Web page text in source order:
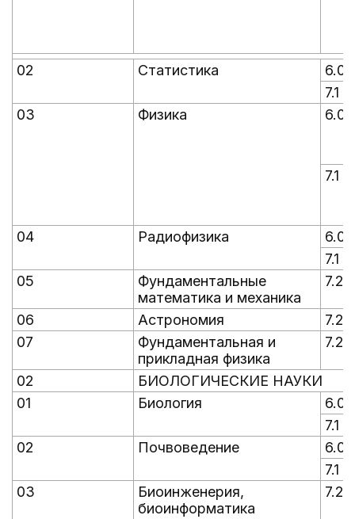
02 Статистика
6.0
7.1
03
Физика 6.0
7.1
04 Радиофизика
6.0
7.1
05
Фундаментальные
математика и механика
7.2
06 Астрономия
7.2
07
Фундаментальная и
прикладная физика
7.2
02
БИОЛОГИЧЕСКИЕ НАУКИ
01
Биология
6.0
7.1
02
Почвоведение
6.0
7.1
03
Биоинженерия,
биоинформатика
7.2